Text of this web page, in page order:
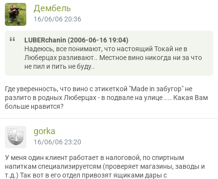
Дембель
16/06/06 20:36
LUBERchanin (2006-06-16 19:04)
Надеюсь, все понимают, что настоящий Токай не в
Люберцах разливают.. Местное вино никогда ни за что
не пил и пить не буду..
Где уверенность, что вино с этикеткой "Made in забугор" не
разлито в родных Люберцах - в подвале на улице .... Какая Вам
больше нравится?
gorka
16/06/06 23:20
У меня один клиент работает в налоговой, по спиртным
напиткам специализируетсям (проверяет магазины, заводы и
т.д.) Так вот в его отдел привозят ящиками дары с